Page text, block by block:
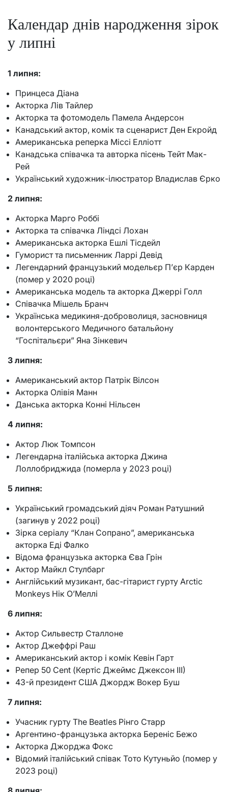
Календар днів народження зірок
у липні
1 липня:
Принцеса Діана
Акторка Лів Тайлер
Акторка та фотомодель Памела Андерсон
Канадський актор, комік та сценарист Ден Екройд
Американська реперка Міссі Елліотт
Канадська співачка та авторка пісень Тейт Мак-
Рей
Український художник-ілюстратор Владислав Єрко
2 липня:
Акторка Марго Роббі
Акторка та співачка Ліндсі Лохан
Американська акторка Ешлі Тісдейл
Гуморист та письменник Ларрі Девід
Легендарний французький модельєр П’єр Карден
(помер у 2020 році)
Американська модель та акторка Джеррі Голл
Співачка Мішель Бранч
Українська медикиня-доброволиця, засновниця
волонтерського Медичного батальйону
“Госпітальєри” Яна Зінкевич
3 липня:
Американський актор Патрік Вілсон
Акторка Олівія Манн
Данська акторка Конні Нільсен
4 липня:
Актор Люк Томпсон
Легендарна італійська акторка Джина
Лоллобриджида (померла у 2023 році)
5 липня:
Український громадський діяч Роман Ратушний
(загинув у 2022 році)
Зірка серіалу “Клан Сопрано”, американська
акторка Еді Фалко
Відома французька акторка Єва Грін
Актор Майкл Стулбарг
Англійський музикант, бас-гітарист гурту Arctic
Monkeys Нік О’Меллі
6 липня:
Актор Сильвестр Сталлоне
Актор Джеффрі Раш
Американський актор і комік Кевін Гарт
Репер 50 Cent (Кертіс Джеймс Джексон III)
43-й президент США Джордж Вокер Буш
7 липня:
Учасник гурту The Beatles Рінго Старр
Аргентино-французька акторка Береніс Бежо
Акторка Джорджа Фокс
Відомий італійський співак Тото Кутуньйо (помер у
2023 році)